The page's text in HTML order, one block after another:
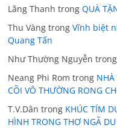
Lãng Thanh trongQUÀ
Thu Vàng trongVĩnh biệt
Quang Tấn
Như Thường Nguyễn
Neang Phi Rom trong NHÀ
CÕI VÔ THƯỜNG RONG
T.V.Dân trong KHÚC TÍM
HÌNH TRONG THƠ NGÃ